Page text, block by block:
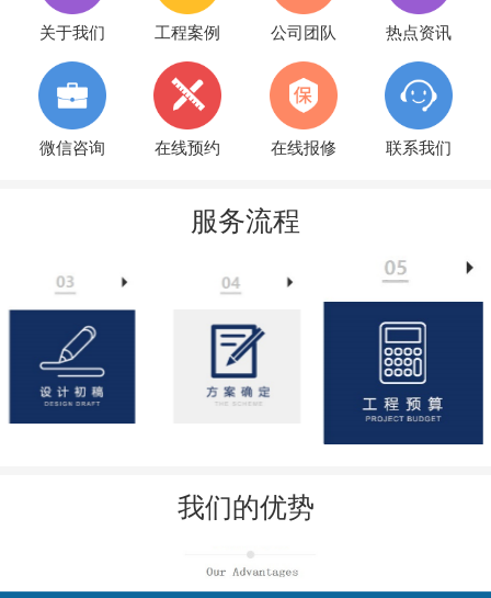
关于我们 工程案例 公司团队 热点资讯
微信咨询 在线预约 在线报修 联系我们
服务流程
我们的优势